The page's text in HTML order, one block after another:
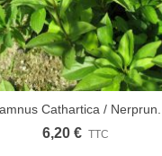
Cathartica / Nerprun...
6,20 € TTC